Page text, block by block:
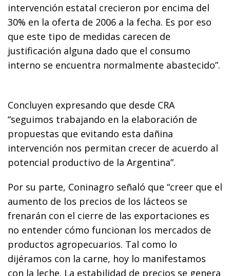
intervención estatal crecieron por encima del
30% en la oferta de 2006 a la fecha. Es por eso
que este tipo de medidas carecen de
justificación alguna dado que el consumo
interno se encuentra normalmente abastecido”.
Concluyen expresando que desde CRA
“seguimos trabajando en la elaboración de
propuestas que evitando esta dañina
intervención nos permitan crecer de acuerdo al
potencial productivo de la Argentina”.
Por su parte, Coninagro señaló que “creer que el
aumento de los precios de los lácteos se
frenarán con el cierre de las exportaciones es
no entender cómo funcionan los mercados de
productos agropecuarios. Tal como lo
dijéramos con la carne, hoy lo manifestamos
con la leche. La estabilidad de precios se genera